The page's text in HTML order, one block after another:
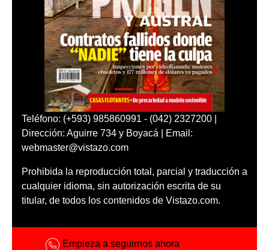
Teléfono: (+593) 985860991 - (042) 2327200 |
Dirección: Aguirre 734 y Boyacá | Email:
webmaster@vistazo.com
Prohibida la reproducción total, parcial y traducción a
cualquier idioma, sin autorización escrita de su
titular, de todos los contenidos de Vistazo.com.
Empieza a seguirnos ahora